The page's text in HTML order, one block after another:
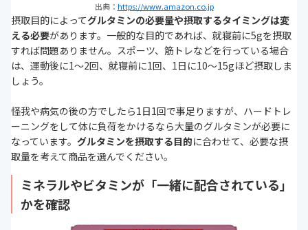
出典： https://www.amazon.co.jp
摂取目的によってグルタミンの必要量や摂取するタイミングは変
える必要があります。一般的な目的であれば、就寝前に5gを摂取
すれば問題ありません。スポーツ、筋トレなどを行っている場合
は、運動後に1～2回、就寝前に1回、1日に10～15gほど摂取しま
しょう。
怪我や病気の後の方でしたら1日1回で事足りますが、ハードトレ
ーニングをして体に負荷をかけるなら大量のグルタミンが必要に
なっています。 グルタミンを摂取する目的に合わせて、必要な摂
取量を考えて商品を選んでください。
ミネラルやビタミンが「一緒に配合されている」
かを確認